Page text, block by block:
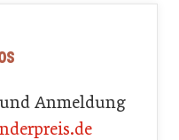
Anmeldung